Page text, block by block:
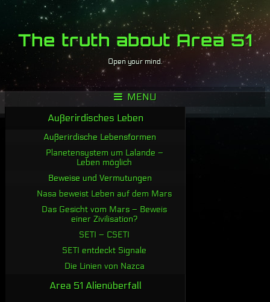
The truth about Area 51
Open your mind.
MENU
Außerirdisches Leben
Außerirdische Lebensformen
Planetensystem um Lalande –
Leben möglich
Beweise und Vermutungen
Nasa beweist Leben auf dem Mars
Das Gesicht vom Mars – Beweis
einer Zivilisation?
SETI – CSETI
SETI entdeckt Signale
Die Linien von Nazca
Area 51 Alienüberfall